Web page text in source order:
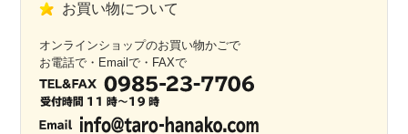
お買い物について
オンラインショップのお買い物かごで
お電話で・Emailで・FAXで